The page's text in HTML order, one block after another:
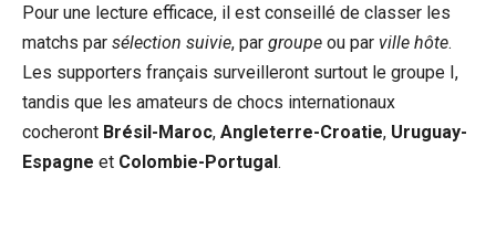
Pour une lecture efficace, il est conseillé de classer les
matchs par sélection suivie, par groupe ou par ville hôte.
Les supporters français surveilleront surtout le groupe I,
tandis que les amateurs de chocs internationaux
cocheront Brésil-Maroc, Angleterre-Croatie, Uruguay-
Espagne et Colombie-Portugal.